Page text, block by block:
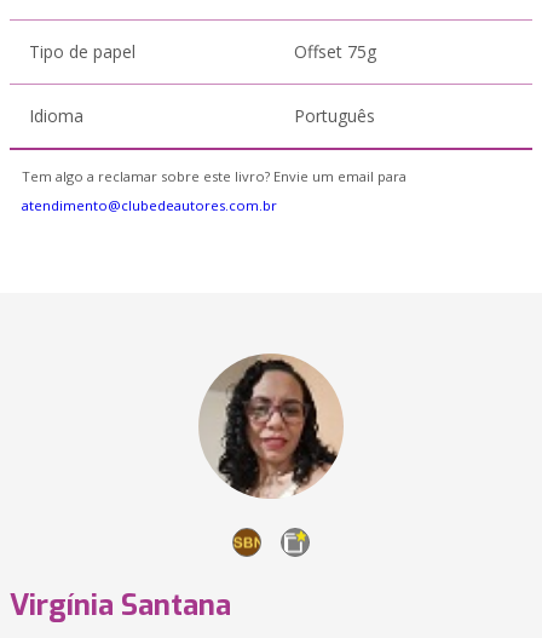
Tipo de papel Offset 75g
Idioma Português
Tem algo a reclamar sobre este livro? Envie um email para
atendimento@clubedeautores.com.br
Virgínia Santana